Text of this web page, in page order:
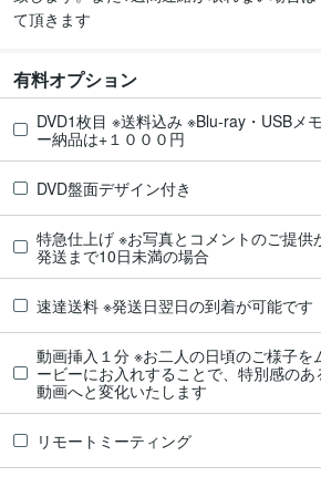
て頂きます
有料オプション
DVD1枚目 ※送料込み ※Blu-ray・USBメ
ー納品は+１０００円
DVD盤面デザイン付き
特急仕上げ ※お写真とコメントのご提供
発送まで10日未満の場合
速達送料 ※発送日翌日の到着が可能です
動画挿入１分 ※お二人の日頃のご様子を
ービーにお入れすることで、特別感のあ
動画へと変化いたします
リモートミーティング